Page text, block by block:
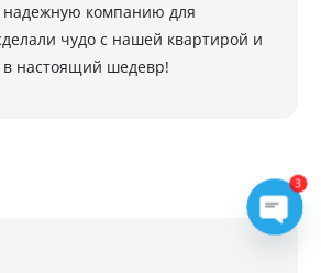
надежную компанию для
чудо с нашей квартирой и
в настоящий шедевр!
3